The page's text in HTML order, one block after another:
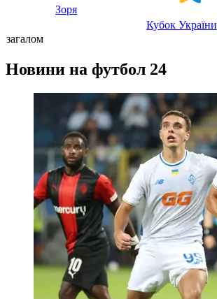
Зоря
Кубок України
загалом
Новини на футбол 24